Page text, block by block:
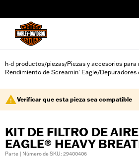
h-d productos/piezas/Piezas y accesorios
Rendimiento de Screamin' Eagle/Depuradores
Verificar que esta pieza sea compatible
KIT DE FILTRO DE
EAGLE® HEAVY
Parte | Número de SKU: 29400406